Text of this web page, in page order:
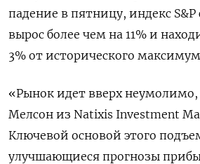
падение в пятницу, индекс S&P
вырос более чем на 11% и
3% от исторического
«Рынок идет вверх неумолимо,
Мелсон из Natixis Investment
Ключевой основой этого
улучшающиеся прогнозы